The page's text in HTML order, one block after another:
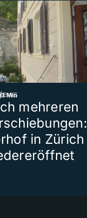
3 Min
mehreren
in Zürich